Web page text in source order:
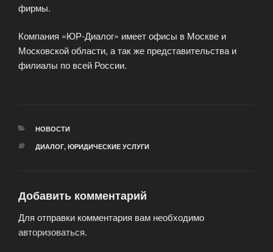
фирмы.
Компания «ЮР-Диалог» имеет офисы в Москве и
Московской области, а так же представительства и
филиалы по всей России.
РУБРИКИ
НОВОСТИ
МЕТКИ
ДИАЛОГ, ЮРИДИЧЕСКИЕ УСЛУГИ
Добавить комментарий
Для отправки комментария вам необходимо
авторизоваться.